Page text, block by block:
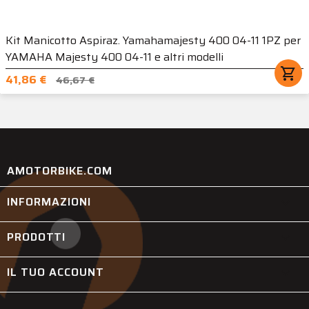
Kit Manicotto Aspiraz. Yamahamajesty 400 04-11 1PZ per
YAMAHA Majesty 400 04-11 e altri modelli
41,86 €
46,67 € shopping_cart
AMOTORBIKE.COM
INFORMAZIONI
PRODOTTI
IL TUO ACCOUNT